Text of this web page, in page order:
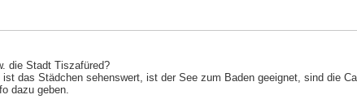
die Stadt Tiszafüred?
das Städchen sehenswert, ist der See zum Baden geeignet, sind die
dazu geben.